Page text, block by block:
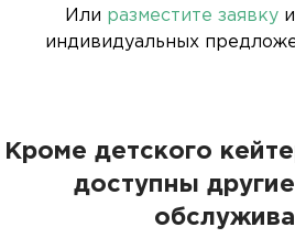
Или разместите заявкуи
индивидуальных
Кроме детского
доступны